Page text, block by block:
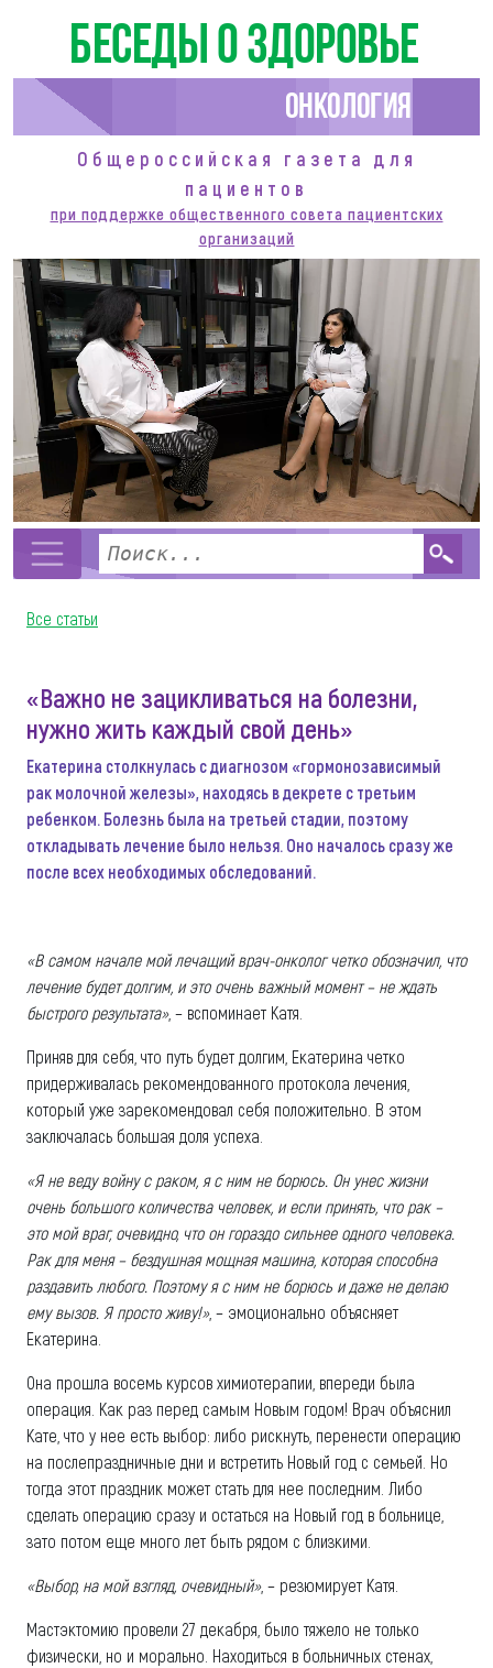
Беседы о здоровье
Онкология
Общероссийская газета для
пациентов
при поддержке общественного совета пациентских
организаций
Все статьи
«Важно не зацикливаться на болезни,
нужно жить каждый свой день»
Екатерина столкнулась с диагнозом «гормонозависимый
рак молочной железы», находясь в декрете с третьим
ребенком. Болезнь была на третьей стадии, поэтому
откладывать лечение было нельзя. Оно началось сразу же
после всех необходимых обследований.
«В самом начале мой лечащий врач-онколог четко обозначил, что
лечение будет долгим, и это очень важный момент – не ждать
быстрого результата», – вспоминает Катя.
Приняв для себя, что путь будет долгим, Екатерина четко
придерживалась рекомендованного протокола лечения,
который уже зарекомендовал себя положительно. В этом
заключалась большая доля успеха.
«Я не веду войну с раком, я с ним не борюсь. Он унес жизни
очень большого количества человек, и если принять, что рак –
это мой враг, очевидно, что он гораздо сильнее одного человека.
Рак для меня – бездушная мощная машина, которая способна
раздавить любого. Поэтому я с ним не борюсь и даже не делаю
ему вызов. Я просто живу!», – эмоционально объясняет
Екатерина.
Она прошла восемь курсов химиотерапии, впереди была
операция. Как раз перед самым Новым годом! Врач объяснил
Кате, что у нее есть выбор: либо рискнуть, перенести операцию
на послепраздничные дни и встретить Новый год с семьей. Но
тогда этот праздник может стать для нее последним. Либо
сделать операцию сразу и остаться на Новый год в больнице,
зато потом еще много лет быть рядом с близкими.
«Выбор, на мой взгляд, очевидный», – резюмирует Катя.
Мастэктомию провели 27 декабря, было тяжело не только
физически, но и морально. Находиться в больничных стенах,